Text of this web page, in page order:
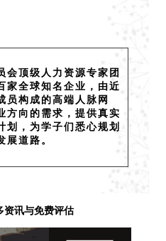
会顶级人力资源专家团
家全球知名企业，由近
员构成的高端人脉网
方向的需求，提供真实
划，为学子们悉心规划
道路。
资讯与免费评估